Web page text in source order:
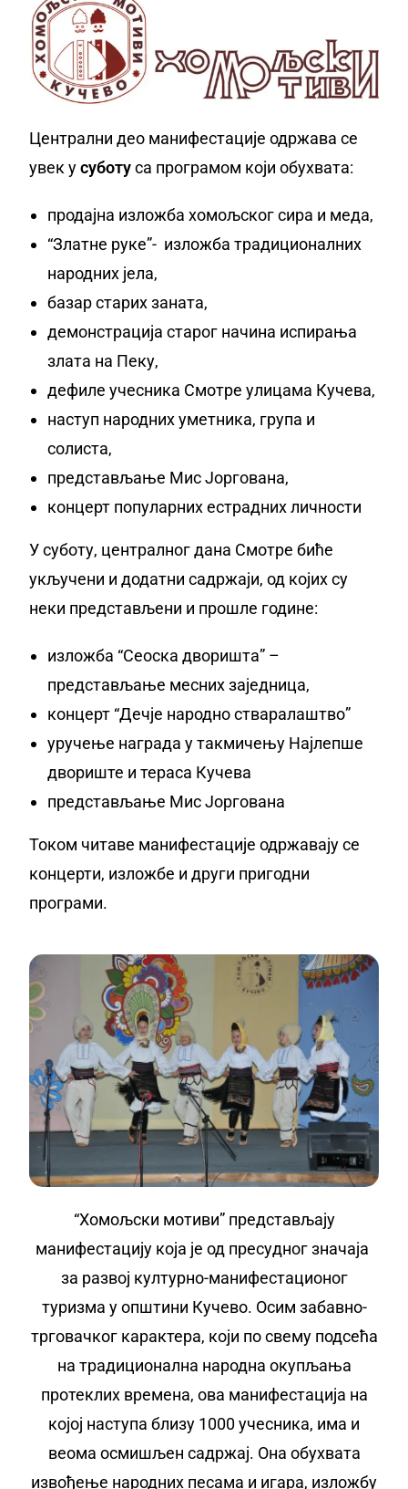
Централни део манифестације одржава се
увек усуботуса програмом који обухвата:
продајна изложба хомољског сира и меда,
“Златне руке”- изложба традиционалних
народних јела,
базар старих заната,
демонстрација старог начина испирања
злата на Пеку,
дефиле учесника Смотре улицама Кучева,
наступ народних уметника, група и
солиста,
представљање Мис Јоргована,
концерт популарних естрадних личности
У суботу, централног дана Смотре биће
укључени и додатни садржаји, од којих су
неки представљени и прошле године:
изложба “Сеоска дворишта” –
представљање месних заједница,
концерт “Дечје народно стваралаштво”
уручење награда у такмичењу Најлепше
двориште и тераса Кучева
представљање Мис Јоргована
Током читаве манифестације одржавају се
концерти, изложбе и други пригодни
програми.
“Хомољски мотиви” представљају
манифестацију која је од пресудног значаја
за развој културно-манифестационог
туризма у општини Кучево. Осим забавно-
трговачког карактера, који по свему подсећа
на традиционална народна окупљања
протеклих времена, ова манифестација на
којој наступа близу 1000 учесника, има и
веома осмишљен садржај. Она обухвата
извођење народних песама и игара, изложбу